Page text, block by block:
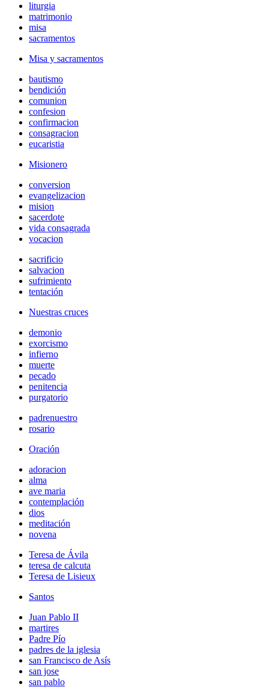
liturgia
matrimonio
misa
sacramentos
Misa y sacramentos
bautismo
bendición
comunion
confesion
confirmacion
consagracion
eucaristia
Misionero
conversion
evangelizacion
mision
sacerdote
vida consagrada
vocacion
sacrificio
salvacion
sufrimiento
tentación
Nuestras cruces
demonio
exorcismo
infierno
muerte
pecado
penitencia
purgatorio
padrenuestro
rosario
Oración
adoracion
alma
ave maria
contemplación
dios
meditación
novena
Teresa de Ávila
teresa de calcuta
Teresa de Lisieux
Santos
Juan Pablo II
martires
Padre Pío
padres de la iglesia
san Francisco de Asís
san jose
san pablo